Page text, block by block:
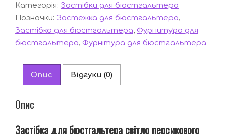
персикового
кольору
3,8
см
Категорія: Застібки для бюстгальтера
Позначки: Застежка для бюстгальтера,
Застібка для бюстгальтера, Фурнитура для
бюстгальтера, Фурнітура для бюстгальтера
Опис Відгуки (0)
Опис
Застібка для бюстгальтера світло персикового